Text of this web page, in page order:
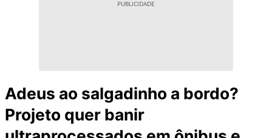
Adeus ao salgadinho a bordo?
Projeto quer banir